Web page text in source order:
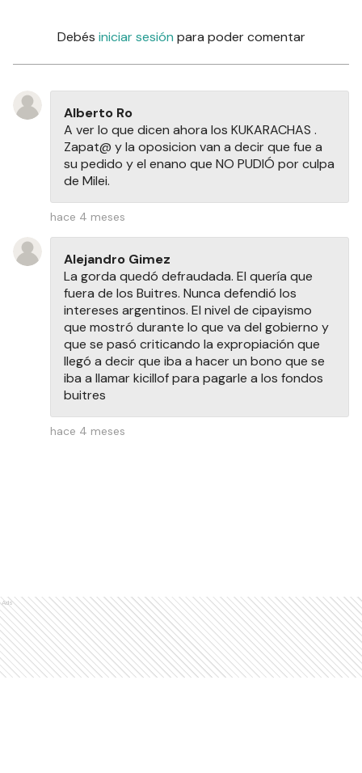
Debés iniciar sesión para poder comentar
Alberto Ro
A ver lo que dicen ahora los KUKARACHAS .
Zapat@ y la oposicion van a decir que fue a
su pedido y el enano que NO PUDIÓ por culpa
de Milei.
hace 4 meses
Alejandro Gimez
La gorda quedó defraudada. El quería que
fuera de los Buitres. Nunca defendió los
intereses argentinos. El nivel de cipayismo
que mostró durante lo que va del gobierno y
que se pasó criticando la expropiación que
llegó a decir que iba a hacer un bono que se
iba a llamar kicillof para pagarle a los fondos
buitres
hace 4 meses
Ads